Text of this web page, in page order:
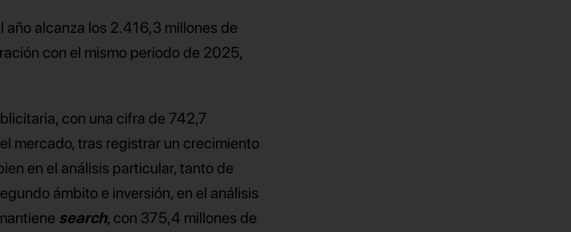
alcanza los 2.416,3 millones de
con el mismo periodo de 2025,
con una cifra de 742,7
mercado, tras registrar un crecimiento
en el análisis particular, tanto de
ámbito e inversión, en el análisis
search, con 375,4 millones de